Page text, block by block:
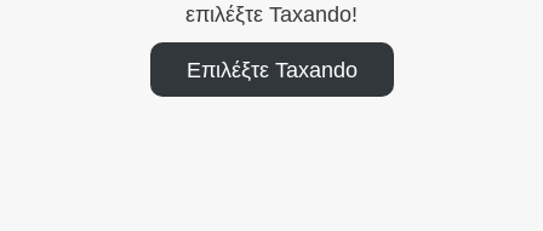
επιλέξτε Taxando!
Επιλέξτε Taxando